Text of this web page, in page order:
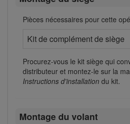
Pièces nécessaires pour cette
Kit de complément de siège
Procurez-vous le kit siège qui
distributeur et montez-le sur la
Instructions d'installation du kit.
Montage du volant